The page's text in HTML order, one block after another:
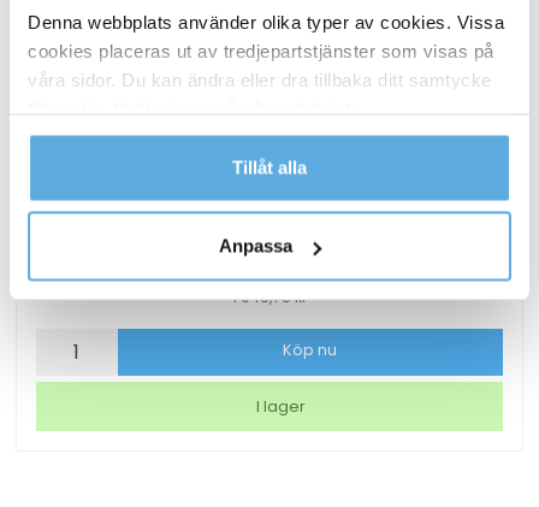
Denna webbplats använder olika typer av cookies. Vissa
cookies placeras ut av tredjepartstjänster som visas på
våra sidor. Du kan ändra eller dra tillbaka ditt samtycke
Läs mer i vår integritetspolicy om vilka vi är, hur du
kontaktar oss och på vilket sätt vi behandlar
Tillåt alla
Anpassa
Vit 320mmx114m
1 048,75kr
Torkrulle
Rengöringsduk
Köp nu
I lager